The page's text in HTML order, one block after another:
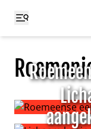
Roemeense